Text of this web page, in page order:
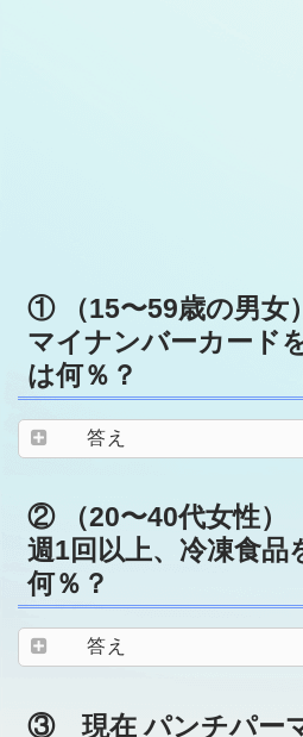
① （15〜59歳の男女）
マイナンバーカード
は何％？
答え
② （20〜40代女性）
週1回以上、冷凍食品
何％？
答え
③ 現在 パンチパー